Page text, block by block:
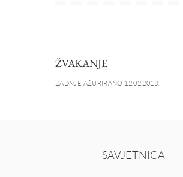
ŽVAKANJE
ZADNJE AŽURIRANO 12.02.2013.
SAVJETNICA